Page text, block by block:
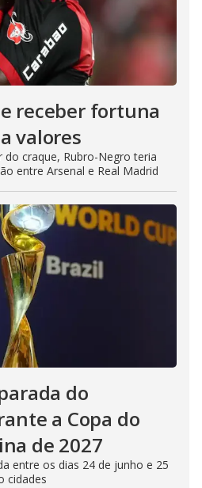
receber fortuna
valores
craque, Rubro-Negro teria
entre Arsenal e Real Madrid
do
a Copa do
de 2027
entre os dias 24 de junho e 25
cidades